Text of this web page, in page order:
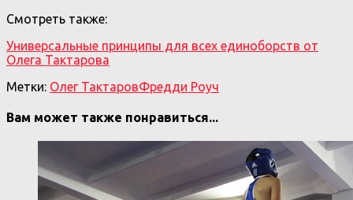
Смотреть также:
Универсальные принципы для всех единоборств от
Олега Тактарова
Метки: Олег ТактаровФредди Роуч
Вам может также понравиться...